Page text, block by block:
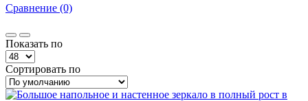
Сравнение (0)
Показать по
Сортировать по